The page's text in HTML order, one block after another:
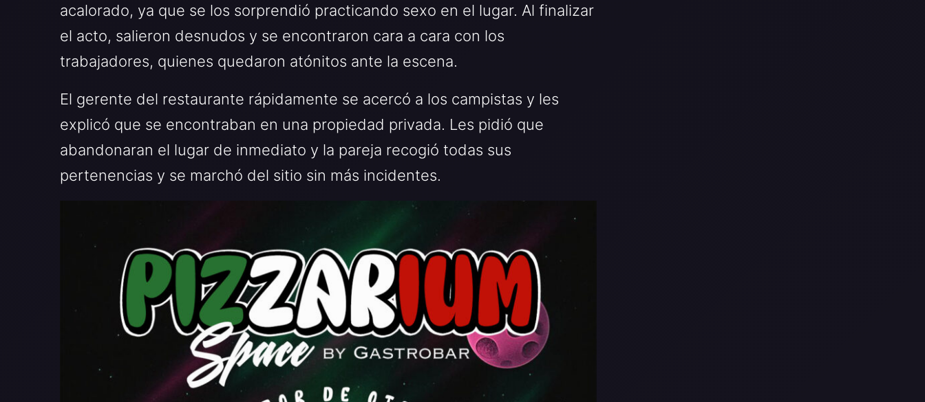
acalorado, ya que se los sorprendió practicando sexo en el lugar. Al finalizar
el acto, salieron desnudos y se encontraron cara a cara con los
trabajadores, quienes quedaron atónitos ante la escena.
El gerente del restaurante rápidamente se acercó a los campistas y les
explicó que se encontraban en una propiedad privada. Les pidió que
abandonaran el lugar de inmediato y la pareja recogió todas sus
pertenencias y se marchó del sitio sin más incidentes.